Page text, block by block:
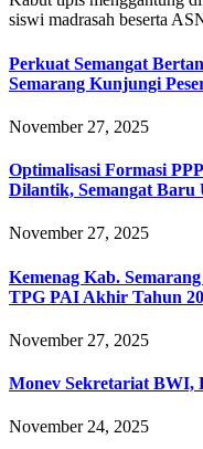
siswi madrasah beserta
Perkuat Semangat
Semarang Kunjungi
November 27, 2025
Optimalisasi Formasi
Dilantik, Semangat
November 27, 2025
Kemenag Kab.
TPG PAI Akhir Tahun
November 27, 2025
Monev Sekretariat BWI,
November 24, 2025